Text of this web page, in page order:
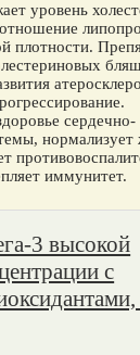
уровень
плотности.
сердечно-
иммунитет.
3 высокой
с